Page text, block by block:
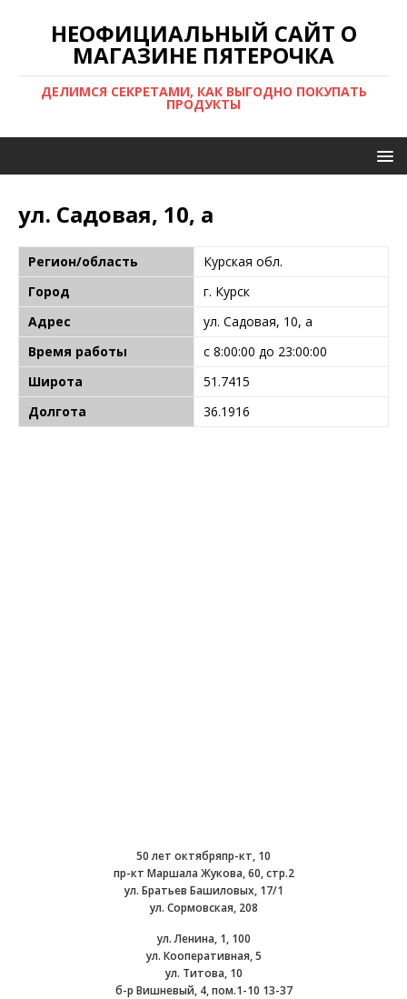
НЕОФИЦИАЛЬНЫЙ САЙТ О
МАГАЗИНЕ ПЯТЕРОЧКА
ДЕЛИМСЯ СЕКРЕТАМИ, КАК ВЫГОДНО ПОКУПАТЬ
ПРОДУКТЫ
ул. Садовая, 10, а
Регион/область
Курская обл.
Город
г. Курск
Адрес
ул. Садовая, 10, а
Время работы
с 8:00:00 до 23:00:00
Широта
51.7415
Долгота
36.1916
50 лет октябряпр-кт, 10
пр-кт Маршала Жукова, 60, стр.2
ул. Братьев Башиловых, 17/1
ул. Сормовская, 208
ул. Ленина, 1, 100
ул. Кооперативная, 5
ул. Титова, 10
б-р Вишневый, 4, пом.1-10 13-37